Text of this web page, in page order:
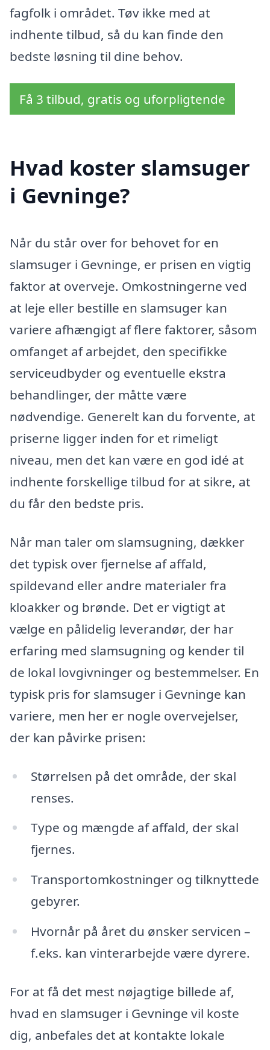
fagfolk i området. Tøv ikke med at
indhente tilbud, så du kan finde den
bedste løsning til dine behov.
Få 3 tilbud, gratis og uforpligtende
Hvad koster slamsuger
i Gevninge?
Når du står over for behovet for en
slamsuger i Gevninge, er prisen en vigtig
faktor at overveje. Omkostningerne ved
at leje eller bestille en slamsuger kan
variere afhængigt af flere faktorer, såsom
omfanget af arbejdet, den specifikke
serviceudbyder og eventuelle ekstra
behandlinger, der måtte være
nødvendige. Generelt kan du forvente, at
priserne ligger inden for et rimeligt
niveau, men det kan være en god idé at
indhente forskellige tilbud for at sikre, at
du får den bedste pris.
Når man taler om slamsugning, dækker
det typisk over fjernelse af affald,
spildevand eller andre materialer fra
kloakker og brønde. Det er vigtigt at
vælge en pålidelig leverandør, der har
erfaring med slamsugning og kender til
de lokal lovgivninger og bestemmelser. En
typisk pris for slamsuger i Gevninge kan
variere, men her er nogle overvejelser,
der kan påvirke prisen:
Størrelsen på det område, der skal
renses.
Type og mængde af affald, der skal
fjernes.
Transportomkostninger og tilknyttede
gebyrer.
Hvornår på året du ønsker servicen –
f.eks. kan vinterarbejde være dyrere.
For at få det mest nøjagtige billede af,
hvad en slamsuger i Gevninge vil koste
dig, anbefales det at kontakte lokale